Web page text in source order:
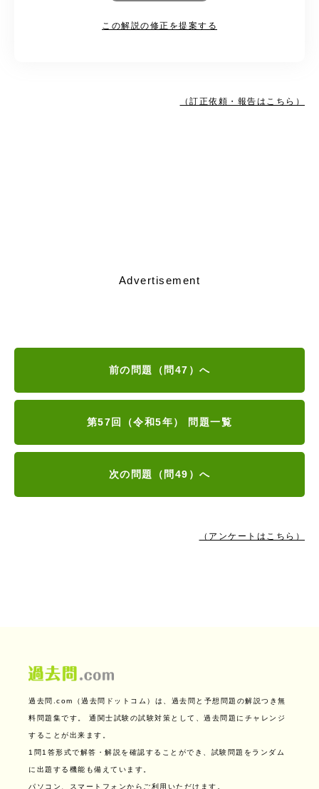
この解説の修正を提案する
（訂正依頼・報告はこちら）
Advertisement
前の問題（問47）へ
第57回（令和5年） 問題一覧
次の問題（問49）へ
（アンケートはこちら）
過去問.com（過去問ドットコム）は、過去問と予想問題の解説つき無
料問題集です。 通関士試験の試験対策として、過去問題にチャレンジ
することが出来ます。
1問1答形式で解答・解説を確認することができ、試験問題をランダム
に出題する機能も備えています。
パソコン、スマートフォンからご利用いただけます。